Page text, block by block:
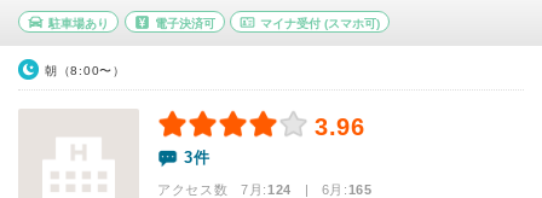
駐車場あり 電子決済可 マイナ受付 (スマホ可)
朝（8:00〜）
3.96
3件
アクセス数 7月:124 | 6月:165